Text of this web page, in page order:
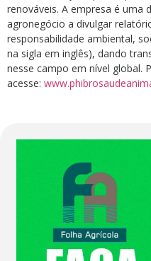
renováveis. A empresa é uma
agronegócio a divulgar
responsabilidade ambiental,
na sigla em inglês), dando
nesse campo em nível global.
acesse: